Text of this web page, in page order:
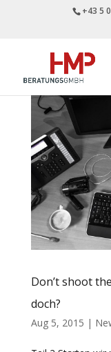
+43 5
Don’t shoot
doch?
Aug 5, 2015 |